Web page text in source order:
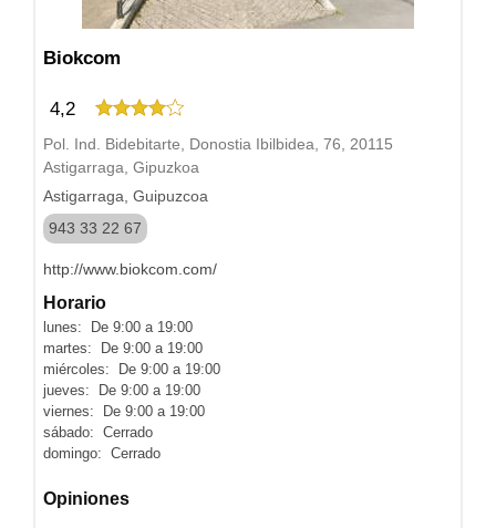
Biokcom
4,2
Pol. Ind. Bidebitarte, Donostia Ibilbidea, 76, 20115
Astigarraga, Gipuzkoa
Astigarraga, Guipuzcoa
943 33 22 67
http://www.biokcom.com/
Horario
lunes: De 9:00 a 19:00
martes: De 9:00 a 19:00
miércoles: De 9:00 a 19:00
jueves: De 9:00 a 19:00
viernes: De 9:00 a 19:00
sábado: Cerrado
domingo: Cerrado
Opiniones